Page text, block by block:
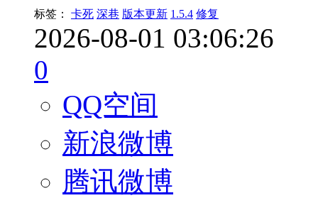
标签： 卡死 深巷 版本更新 1.5.4 修复
2026-08-01 03:06:26
0
QQ空间
新浪微博
腾讯微博